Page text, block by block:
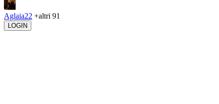
Aglaia22 +altri 91
LOGIN